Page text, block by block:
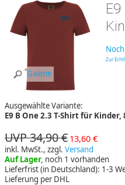
Galerie
Zur
Ausgewählte Variante:
E9 B One 2.3 T-Shirt für
UVP 34,90 € 13,60 €
inkl. MwSt., zzgl. Versand
Auf Lager, noch 1 vorhanden
Lieferfrist (in Deutschland): 1-3
Lieferung per DHL